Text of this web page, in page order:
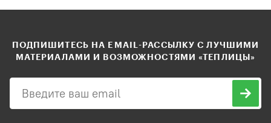
ПОДПИШИТЕСЬ НА EMAIL-РАССЫЛКУ С ЛУЧШИМИ
МАТЕРИАЛАМИ И ВОЗМОЖНОСТЯМИ «ТЕПЛИЦЫ»